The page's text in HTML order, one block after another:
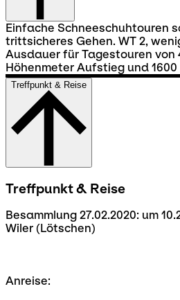
Einfache Schneeschuhtouren
trittsicheres Gehen. WT 2,
Ausdauer für Tagestouren von
Höhenmeter Aufstieg und
Treffpunkt & Reise
Treffpunkt & Reise
Besammlung 27.02.2020: um
Wiler (Lötschen)
Anreise: